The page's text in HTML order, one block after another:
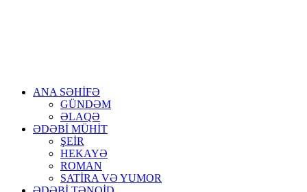
ANA SƏHİFƏ
GÜNDƏM
ƏLAQƏ
ƏDƏBİ MÜHİT
ŞEİR
HEKAYƏ
ROMAN
SATİRA VƏ YUMOR